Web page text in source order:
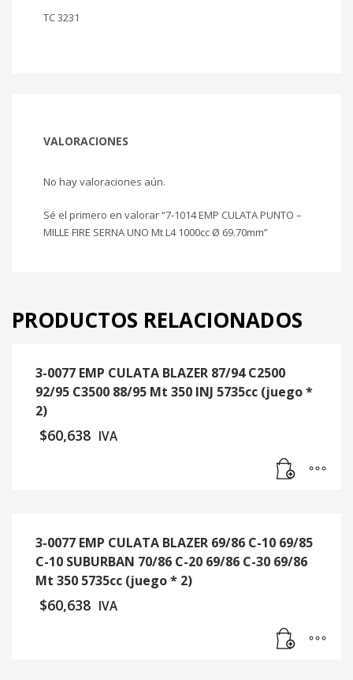
TC 3231
VALORACIONES
No hay valoraciones aún.
Sé el primero en valorar “7-1014 EMP CULATA PUNTO –
MILLE FIRE SERNA UNO Mt L4 1000cc Ø 69.70mm”
PRODUCTOS RELACIONADOS
3-0077 EMP CULATA BLAZER 87/94 C2500
92/95 C3500 88/95 Mt 350 INJ 5735cc (juego *
2)
$60,638 IVA
3-0077 EMP CULATA BLAZER 69/86 C-10 69/85
C-10 SUBURBAN 70/86 C-20 69/86 C-30 69/86
Mt 350 5735cc (juego * 2)
$60,638 IVA